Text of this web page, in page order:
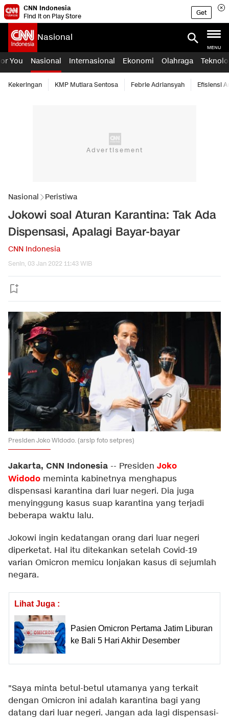
CNN Indonesia
Find it on Play Store
Get
Nasional
MENU
You Nasional Internasional Ekonomi Olahraga
Kekeringan KMP Mutiara Sentosa Febrie Adriansyah Efisiensi
Nasional Peristiwa
Jokowi soal Aturan Karantina: Tak Ada
Dispensasi, Apalagi Bayar-bayar
CNN Indonesia
Senin, 03 Jan 2022 11:43 WIB
Presiden Joko Widodo. (arsip foto setpres)
Jakarta, CNN Indonesia -- Presiden Joko
Widodo meminta kabinetnya menghapus
dispensasi karantina dari luar negeri. Dia juga
menyinggung kasus suap karantina yang terjadi
beberapa waktu lalu.
Jokowi ingin kedatangan orang dari luar negeri
diperketat. Hal itu ditekankan setelah Covid-19
varian Omicron memicu lonjakan kasus di sejumlah
negara.
Lihat Juga :
Pasien Omicron Pertama Jatim Liburan
ke Bali 5 Hari Akhir Desember
"Saya minta betul-betul utamanya yang terkait
dengan Omicron ini adalah karantina bagi yang
datang dari luar negeri. Jangan ada lagi dispensasi-